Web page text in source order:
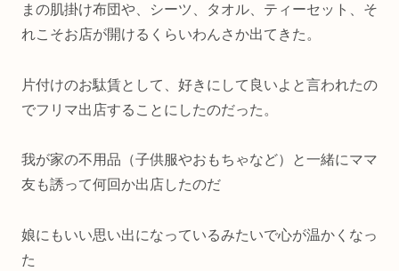
まの肌掛け布団や、シーツ、タオル、ティーセット、そ
れこそお店が開けるくらいわんさか出てきた。
片付けのお駄賃として、好きにして良いよと言われたの
でフリマ出店することにしたのだった。
我が家の不用品（子供服やおもちゃなど）と一緒にママ
友も誘って何回か出店したのだ
娘にもいい思い出になっているみたいで心が温かくなっ
た